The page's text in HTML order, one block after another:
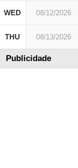
WED 08/12/2026
THU 08/13/2026
Publicidade